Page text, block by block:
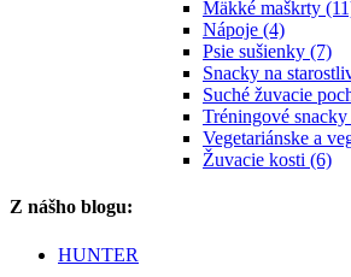
Mäkké maškrty
Nápoje (4)
Psie sušienky (7)
Snacky na
Suché žuvacie
Tréningové
Vegetariánske a
Žuvacie kosti (6)
Z nášho blogu:
HUNTER